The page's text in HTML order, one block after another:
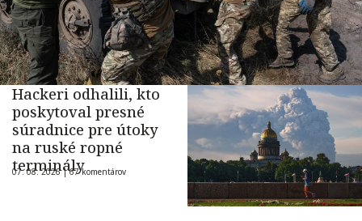
Hackeri odhalili, kto
poskytoval presné
súradnice pre útoky
na ruské ropné
terminály
07. 08. 2026 |67 komentárov